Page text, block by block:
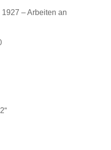
– Arbeiten an